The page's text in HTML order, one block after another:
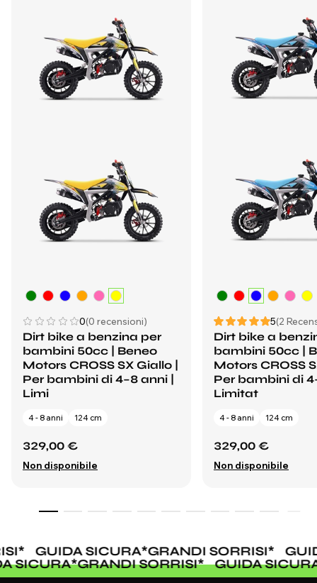
0(0 recensioni)
Dirt bike a benzina per
bambini 50cc | Beneo
Motors CROSS SX Giallo |
Per bambini di 4–8 anni |
Limi
4 - 8 anni 124 cm
329,00 €
Non disponibile
5(2
Dirt bike a
bambini 50cc |
Motors CROSS
Per bambini di
Limitat
4 - 8 anni 124 cm
329,00 €
Non disponibile
* GUIDA SICURA*GRANDI SORRISI*
SICURA*GRANDI SORRISI* GUIDA